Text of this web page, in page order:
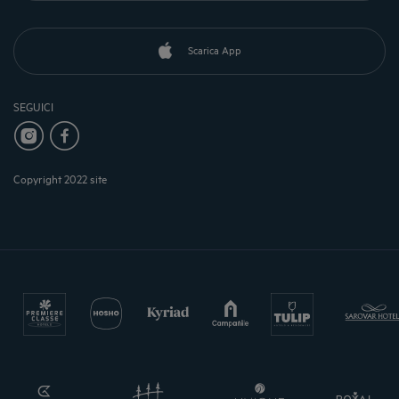
Scarica App
SEGUICI
Copyright 2022 site